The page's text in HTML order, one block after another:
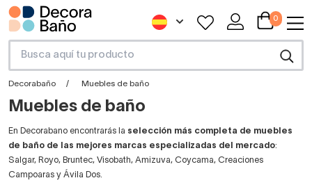
0
Decorabaño Muebles de baño
Muebles de baño
En Decorabano encontrarás la selección más completa de muebles
de baño de las mejores marcas especializadas del mercado:
Salgar, Royo, Bruntec, Visobath, Amizuva, Coycama, Creaciones
Campoaras y Ávila Dos.